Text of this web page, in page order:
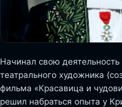
Начинал свою деятельность
театрального художника
фильма «Красавица и
решил набраться опыта у